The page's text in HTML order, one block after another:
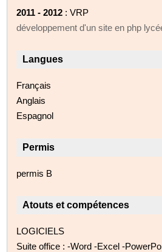
2011 - 2012 : VRP
développement d'un site en php
Langues
Français
Anglais
Espagnol
Permis
permis B
Atouts et compétences
LOGICIELS
Suite office : -Word -Excel -